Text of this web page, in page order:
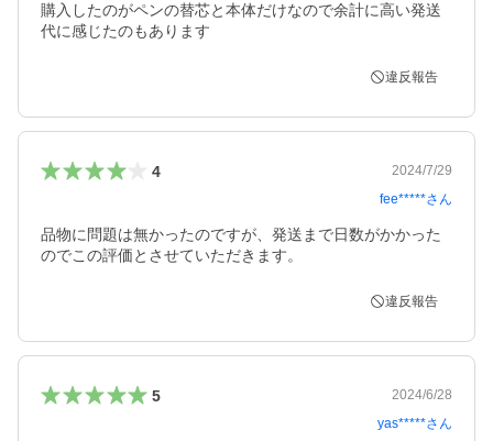
購入したのがペンの替芯と本体だけなので余計に高い発送
代に感じたのもあります
違反報告
4
2024/7/29
fee*****さん
品物に問題は無かったのですが、発送まで日数がかかった
のでこの評価とさせていただきます。
違反報告
5
2024/6/28
yas*****さん